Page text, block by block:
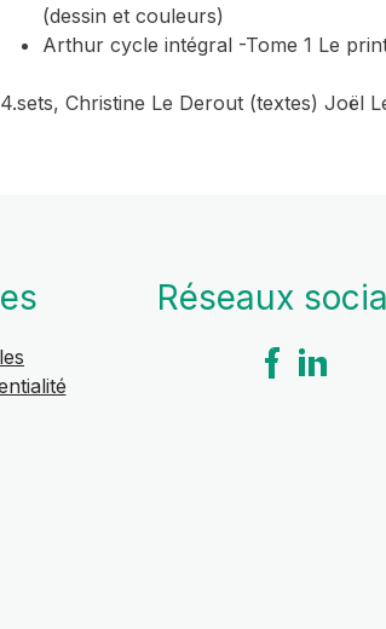
(dessin et couleurs)
Arthur cycle intégral -Tome 1 Le
Christine Le Derout (textes) Joël
Réseaux